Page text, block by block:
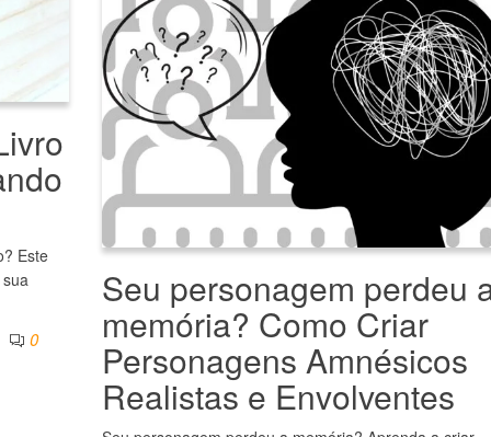
Este
0
Seu personagem perdeu
memória? Como Criar
Personagens Amnésicos
Realistas e Envolventes